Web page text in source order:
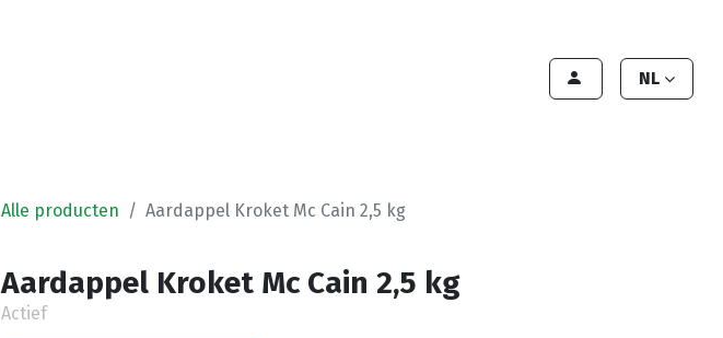
NL
Alle producten Aardappel Kroket Mc Cain 2,5 kg
Aardappel Kroket Mc Cain 2,5 kg
Actief